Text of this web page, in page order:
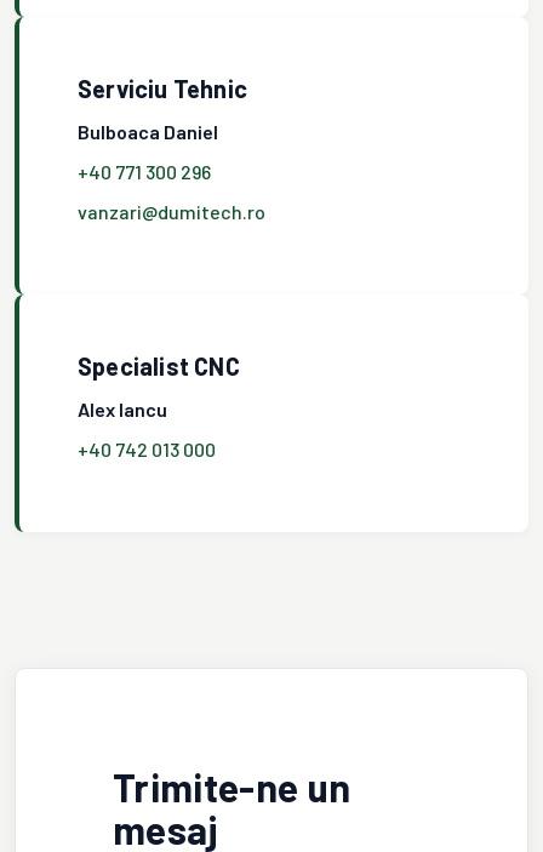
Serviciu Tehnic
Bulboaca Daniel
+40 771 300 296
vanzari@dumitech.ro
Specialist CNC
Alex Iancu
+40 742 013 000
Trimite-ne un
mesaj